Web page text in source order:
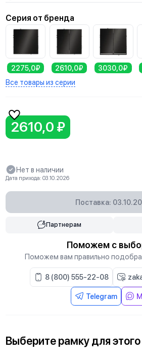
Серия от бренда
2275,0₽ 2610,0₽ 3030,0₽
Все товары из серии
2610,0 ₽
Нет в наличии
Дата прихода: 03.10.2026
Поставка:
Партнерам
Поможем с
Поможем вам правильно
8 (800) 555-22-08
Telegram
Выберитерамку для